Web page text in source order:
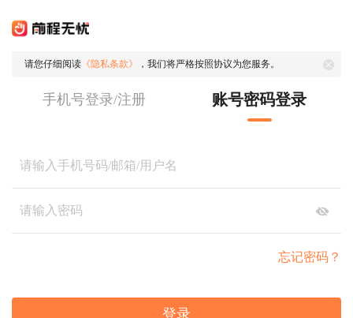
请您仔细阅读 《隐私条款》 ，我们将严格按照协议为您服务。
手机号登录/注册 账号密码登录
忘记密码？
登录